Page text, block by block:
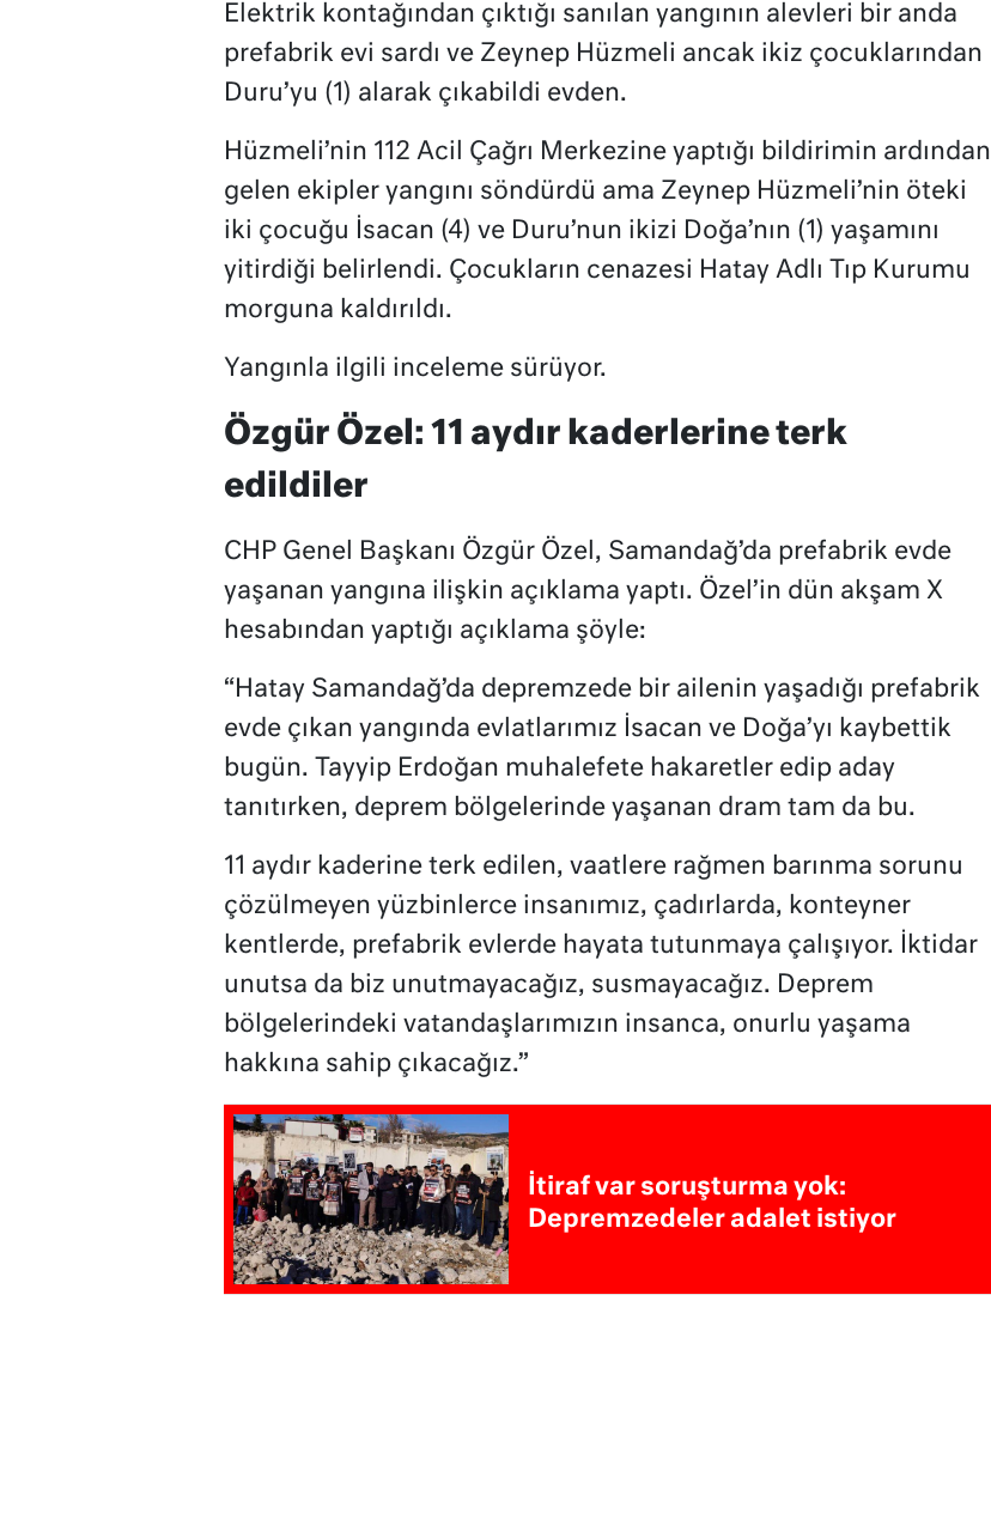
Elektrik kontağından çıktığı sanılan yangının alevleri bir anda
prefabrik evi sardı ve Zeynep Hüzmeli ancak ikiz çocuklarından
Duru’yu (1) alarak çıkabildi evden.
Hüzmeli’nin 112 Acil Çağrı Merkezine yaptığı bildirimin ardından
gelen ekipler yangını söndürdü ama Zeynep Hüzmeli’nin öteki
iki çocuğu İsacan (4) ve Duru’nun ikizi Doğa’nın (1) yaşamını
yitirdiği belirlendi. Çocukların cenazesi Hatay Adlı Tıp Kurumu
morguna kaldırıldı.
Yangınla ilgili inceleme sürüyor.
Özgür Özel: 11 aydır kaderlerine terk
edildiler
CHP Genel Başkanı Özgür Özel, Samandağ’da prefabrik evde
yaşanan yangına ilişkin açıklama yaptı. Özel’in dün akşam X
hesabından yaptığı açıklama şöyle:
“Hatay Samandağ’da depremzede bir ailenin yaşadığı prefabrik
evde çıkan yangında evlatlarımız İsacan ve Doğa’yı kaybettik
bugün. Tayyip Erdoğan muhalefete hakaretler edip aday
tanıtırken, deprem bölgelerinde yaşanan dram tam da bu.
11 aydır kaderine terk edilen, vaatlere rağmen barınma sorunu
çözülmeyen yüzbinlerce insanımız, çadırlarda, konteyner
kentlerde, prefabrik evlerde hayata tutunmaya çalışıyor. İktidar
unutsa da biz unutmayacağız, susmayacağız. Deprem
bölgelerindeki vatandaşlarımızın insanca, onurlu yaşama
hakkına sahip çıkacağız.”
İtiraf var soruşturma yok:
Depremzedeler adalet istiyor